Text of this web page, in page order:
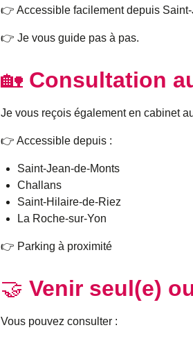
👉 Accessible facilement depuis
👉 Je vous guide pas à pas.
🏡 Consultation
Je vous reçois également en cabinet
👉 Accessible depuis :
Saint-Jean-de-Monts
Challans
Saint-Hilaire-de-Riez
La Roche-sur-Yon
👉 Parking à proximité
🤝 Venir seul(e)
Vous pouvez consulter :